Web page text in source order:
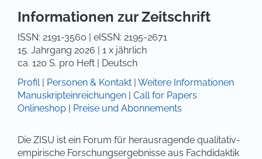
Informationen zur Zeitschrift
ISSN: 2191-3560 | eISSN: 2195-2671
15. Jahrgang 2026 | 1 x jährlich
ca. 120 S. pro Heft | Deutsch
Profil | Personen & Kontakt | Weitere Informationen
Manuskripteinreichungen | Call for Papers
Onlineshop | Preise und Abonnements
Die ZISU ist ein Forum für herausragende qualitativ-
empirische Forschungsergebnisse aus Fachdidaktik